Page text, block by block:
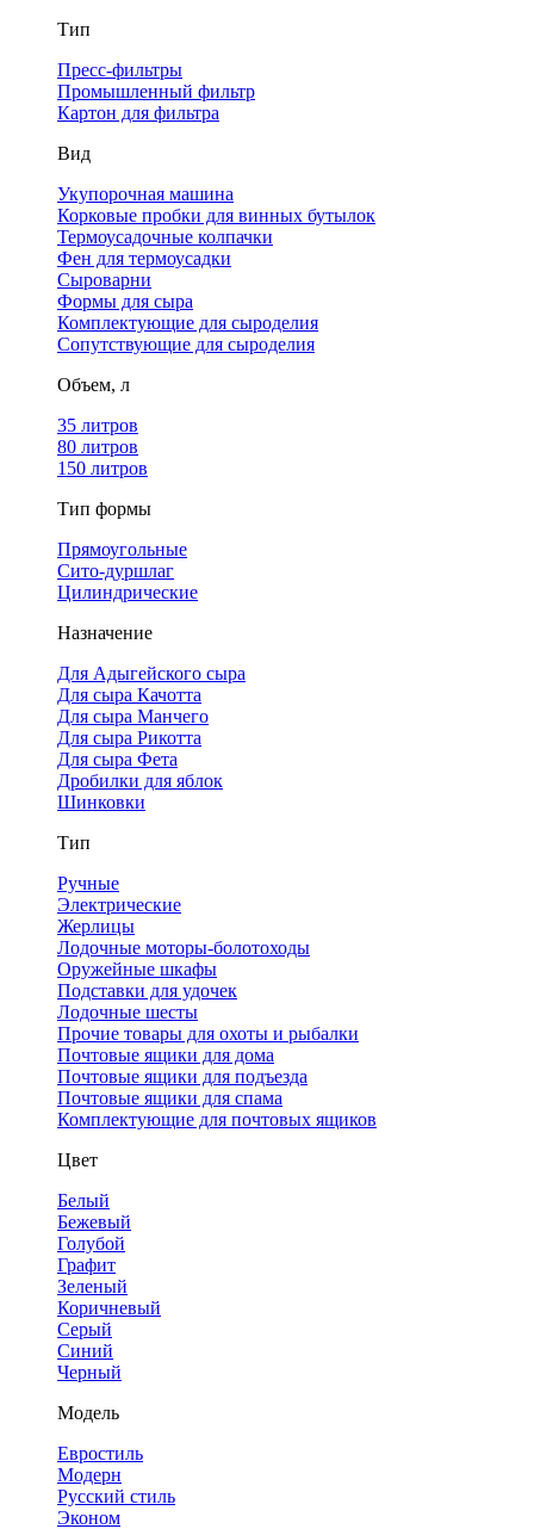
Тип
Пресс-фильтры
Промышленный фильтр
Картон для фильтра
Вид
Укупорочная машина
Корковые пробки для винных бутылок
Термоусадочные колпачки
Фен для термоусадки
Сыроварни
Формы для сыра
Комплектующие для сыроделия
Сопутствующие для сыроделия
Объем, л
35 литров
80 литров
150 литров
Тип формы
Прямоугольные
Сито-дуршлаг
Цилиндрические
Назначение
Для Адыгейского сыра
Для сыра Качотта
Для сыра Манчего
Для сыра Рикотта
Для сыра Фета
Дробилки для яблок
Шинковки
Тип
Ручные
Электрические
Жерлицы
Лодочные моторы-болотоходы
Оружейные шкафы
Подставки для удочек
Лодочные шесты
Прочие товары для охоты и рыбалки
Почтовые ящики для дома
Почтовые ящики для подъезда
Почтовые ящики для спама
Комплектующие для почтовых ящиков
Цвет
Белый
Бежевый
Голубой
Графит
Зеленый
Коричневый
Серый
Синий
Черный
Модель
Евростиль
Модерн
Русский стиль
Эконом